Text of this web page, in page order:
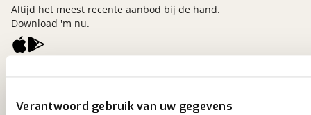
Verantwoord gebruik van uw gegevens
3981 AJ Bunnik
Altijd het meest recente aanbod bij de hand.
Download 'm nu.